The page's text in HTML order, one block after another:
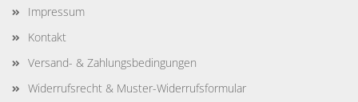
Impressum
Kontakt
Versand- & Zahlungsbedingungen
Widerrufsrecht & Muster-Widerrufsformular